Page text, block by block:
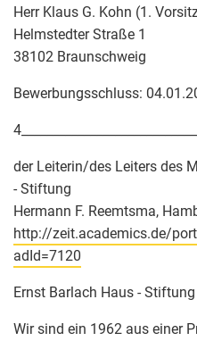
Herr Klaus G. Kohn (1.
Helmstedter Straße 1
38102 Braunschweig
Bewerbungsschluss:
der Leiterin/des Leiters des
- Stiftung
Hermann F. Reemtsma,
http://zeit.academics.de/
adId=7120
Ernst Barlach Haus -
Wir sind ein 1962 aus einer